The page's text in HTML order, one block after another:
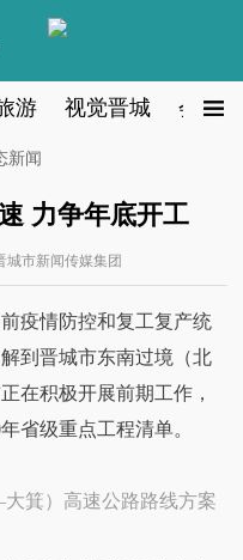
游 视觉晋城 会员
新闻
力争年底开工
市新闻传媒集团
情防控和复工复产统
到晋城市东南过境（北
在积极开展前期工作，
省级重点工程清单。
箕）高速公路路线方案